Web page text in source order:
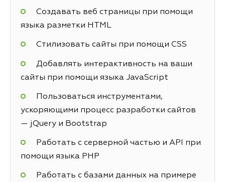
Создавать веб страницы при помощи
языка разметки HTML
Стилизовать сайты при помощи CSS
Добавлять интерактивность на ваши
сайты при помощи языка JavaScript
Пользоваться инструментами,
ускоряющими процесс разработки сайтов
— jQuery и Bootstrap
Работать с серверной частью и API при
помощи языка PHP
Работать с базами данных на примере